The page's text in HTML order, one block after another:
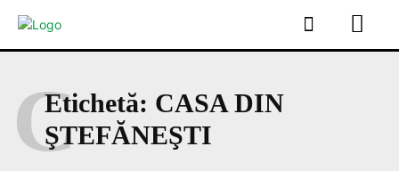
Etichetă: CASA DIN
ŞTEFĂNEŞTI
C